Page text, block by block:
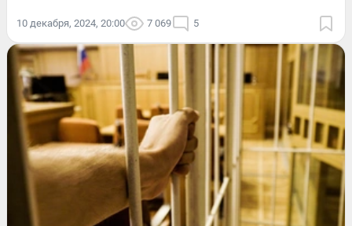
10 декабря, 2024, 20:00 7 069 5